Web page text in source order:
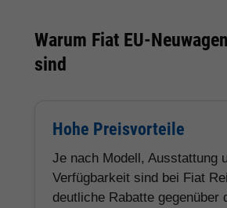
Warum Fiat EU-
sind
Hohe Preisvorteile
Je nach Modell, Ausstattung
Verfügbarkeit sind bei Fiat
deutliche Rabatte gegenüber